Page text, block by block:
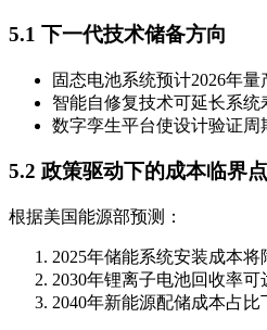
5.1 下一代技术储备方向
固态电池系统预计2026年
智能自修复技术可延长系统
数字孪生平台使设计验证周
5.2 政策驱动下的成本临界点
根据美国能源部预测：
2025年储能系统安装成本将
2030年锂离子电池回收率可
2040年新能源配储成本占比